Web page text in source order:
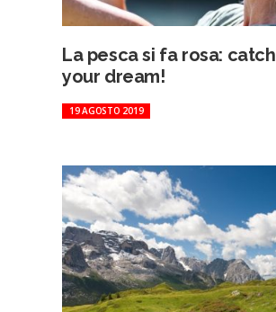
La pesca si fa rosa: catch
your dream!
19 AGOSTO 2019